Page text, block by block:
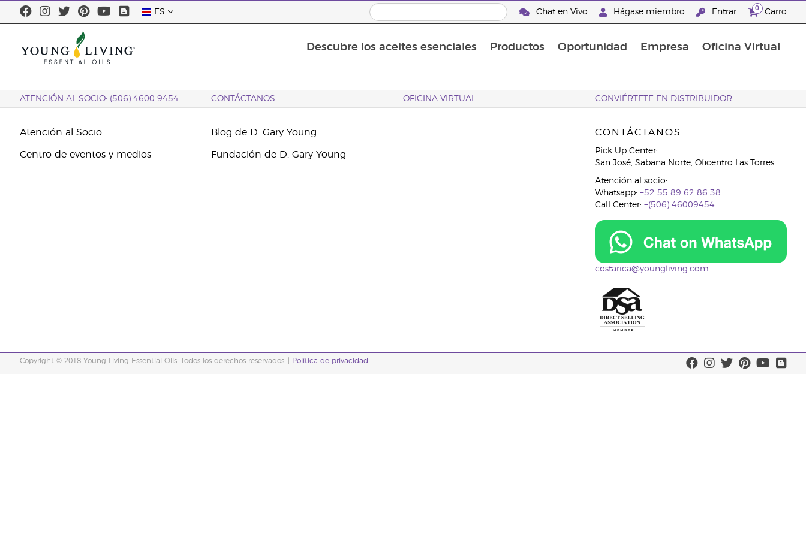
ES Chat en Vivo Hágase miembro Entrar 0 Carro
Descubre los aceites esenciales Productos Oportunidad Empresa Oficina Virtual
ATENCIÓN AL SOCIO: (506) 4600 9454 CONTÁCTANOS OFICINA VIRTUAL CONVIÉRTETE EN DISTRIBUIDOR
Atención al Socio
Centro de eventos y medios
Blog de D. Gary Young
Fundación de D. Gary Young
CONTÁCTANOS
Pick Up Center:
San José, Sabana Norte, Oficentro Las Torres
Atención al socio:
Whatsapp: +52 55 89 62 86 38
Call Center: +(506) 46009454
costarica@youngliving.com
Copyright © 2018 Young Living Essential Oils. Todos los derechos reservados. | Política de privacidad